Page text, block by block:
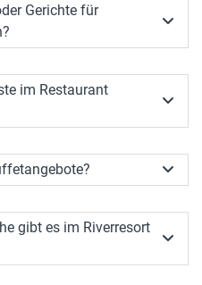
Gerichte für

im Restaurant


gibt es im Riverresort
